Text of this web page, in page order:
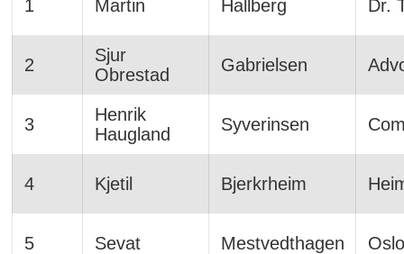
1 Martin Hallberg Dr.
2
Sjur
Obrestad
Gabrielsen
3
Henrik
Haugland
Syverinsen
4 Kjetil Bjerkrheim
5 Sevat Mestvedthagen Oslo